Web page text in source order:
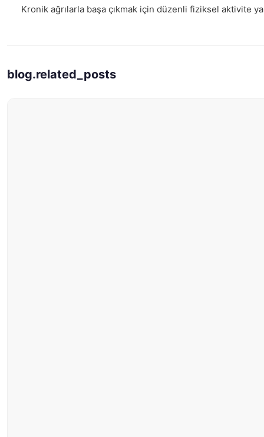
Kronik ağrılarla başa çıkmak için düzenli fiziksel aktivite
blog.related_posts